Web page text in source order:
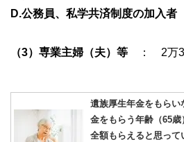
D.公務員、私学共済制度の加入者
（3）専業主婦（夫）等 ： 2万
遺族厚生年金をもらい
金をもらう年齢（65
全額もらえると思って